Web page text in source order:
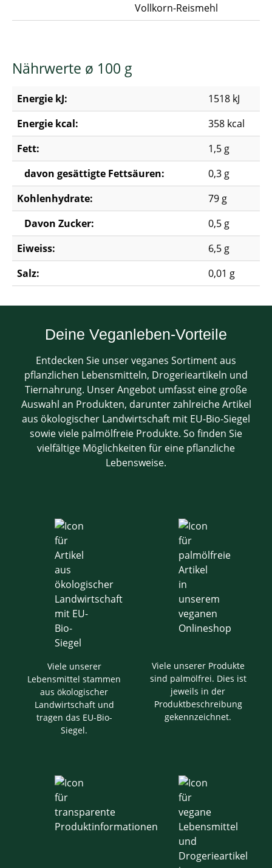
Vollkorn-Reismehl
Nährwerte ø 100 g
Energie kJ:
1518 kJ
Energie kcal:
358 kcal
Fett:
1,5 g
davon gesättigte Fettsäuren:
0,3 g
Kohlenhydrate:
79 g
Davon Zucker:
0,5 g
Eiweiss:
6,5 g
Salz:
0,01 g
Deine Veganleben-Vorteile
Entdecken Sie unser veganes Sortiment aus
pflanzlichen Lebensmitteln, Drogerieartikeln und
Tiernahrung. Unser Angebot umfasst eine große
Auswahl an Produkten, darunter zahlreiche Artikel
aus ökologischer Landwirtschaft mit EU-Bio-Siegel
sowie viele palmölfreie Produkte. So finden Sie
vielfältige Möglichkeiten für eine pflanzliche
Lebensweise.
Viele unserer
Lebensmittel stammen
aus ökologischer
Landwirtschaft und
tragen das EU-Bio-
Siegel.
Viele unserer Produkte
sind palmölfrei. Dies ist
jeweils in der
Produktbeschreibung
gekennzeichnet.